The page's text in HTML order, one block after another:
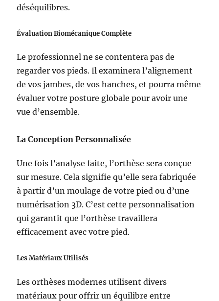
déséquilibres.
Évaluation Biomécanique Complète
Le professionnel ne se contentera pas de
regarder vos pieds. Il examinera l’alignement
de vos jambes, de vos hanches, et pourra même
évaluer votre posture globale pour avoir une
vue d’ensemble.
La Conception Personnalisée
Une fois l’analyse faite, l’orthèse sera conçue
sur mesure. Cela signifie qu’elle sera fabriquée
à partir d’un moulage de votre pied ou d’une
numérisation 3D. C’est cette personnalisation
qui garantit que l’orthèse travaillera
efficacement avec votre pied.
Les Matériaux Utilisés
Les orthèses modernes utilisent divers
matériaux pour offrir un équilibre entre